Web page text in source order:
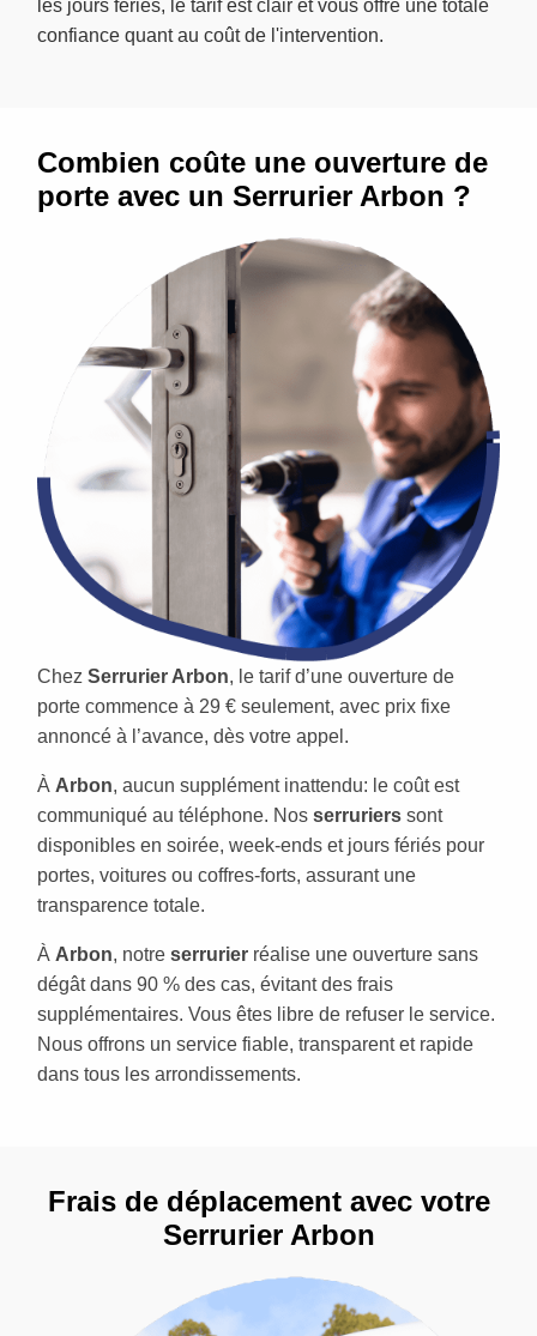
les jours fériés, le tarif est clair et vous offre une totale
confiance quant au coût de l'intervention.
Combien coûte une ouverture de
porte avec un Serrurier Arbon ?
Chez Serrurier Arbon, le tarif d’une ouverture de
porte commence à 29 € seulement, avec prix fixe
annoncé à l’avance, dès votre appel.
À Arbon, aucun supplément inattendu: le coût est
communiqué au téléphone. Nos serruriers sont
disponibles en soirée, week-ends et jours fériés pour
portes, voitures ou coffres-forts, assurant une
transparence totale.
À Arbon, notre serrurier réalise une ouverture sans
dégât dans 90 % des cas, évitant des frais
supplémentaires. Vous êtes libre de refuser le service.
Nous offrons un service fiable, transparent et rapide
dans tous les arrondissements.
Frais de déplacement avec votre
Serrurier Arbon